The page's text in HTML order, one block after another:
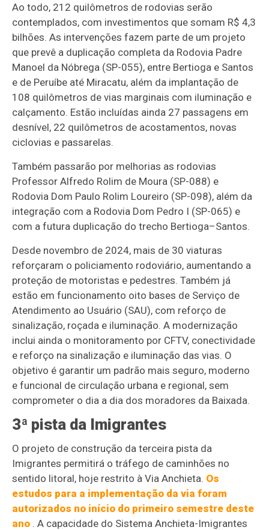
Ao todo, 212 quilômetros de rodovias serão
contemplados, com investimentos que somam R$ 4,3
bilhões. As intervenções fazem parte de um projeto
que prevê a duplicação completa da Rodovia Padre
Manoel da Nóbrega (SP-055), entre Bertioga e Santos
e de Peruíbe até Miracatu, além da implantação de
108 quilômetros de vias marginais com iluminação e
calçamento. Estão incluídas ainda 27 passagens em
desnível, 22 quilômetros de acostamentos, novas
ciclovias e passarelas.
Também passarão por melhorias as rodovias
Professor Alfredo Rolim de Moura (SP-088) e
Rodovia Dom Paulo Rolim Loureiro (SP-098), além da
integração com a Rodovia Dom Pedro I (SP-065) e
com a futura duplicação do trecho Bertioga–Santos.
Desde novembro de 2024, mais de 30 viaturas
reforçaram o policiamento rodoviário, aumentando a
proteção de motoristas e pedestres. Também já
estão em funcionamento oito bases de Serviço de
Atendimento ao Usuário (SAU), com reforço de
sinalização, roçada e iluminação. A modernização
inclui ainda o monitoramento por CFTV, conectividade
e reforço na sinalização e iluminação das vias. O
objetivo é garantir um padrão mais seguro, moderno
e funcional de circulação urbana e regional, sem
comprometer o dia a dia dos moradores da Baixada.
3ª pista da Imigrantes
O projeto de construção da terceira pista da
Imigrantes permitirá o tráfego de caminhões no
sentido litoral, hoje restrito à Via Anchieta. Os
estudos para a implementação da via foram
autorizados no início do primeiro semestre deste
ano . A capacidade do Sistema Anchieta-Imigrantes